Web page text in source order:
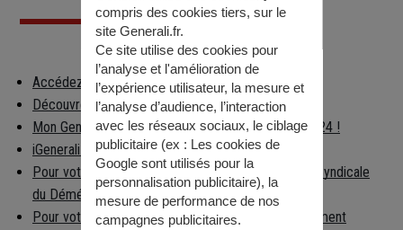
Accédez à votre espace client
Découvrez les applications Generali
Mon Generali : en relation avec votre assureur 24h/24 !
iGenerali : votre épargne dans votre poche !
Pour votre déménagement, consultez la Chambre Syndicale
du Déménagement
Pour votre déménagement, déclarez votre changement
compris des cookies tiers, sur le
site Generali.fr.
Ce site utilise des cookies pour
l’analyse et l'amélioration de
l’expérience utilisateur, la mesure et
l’analyse d’audience, l’interaction
avec les réseaux sociaux, le ciblage
publicitaire (ex : Les cookies de
Google sont utilisés pour la
personnalisation publicitaire), la
mesure de performance de nos
campagnes publicitaires.